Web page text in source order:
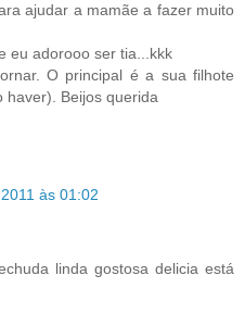
ajudar a mamãe a fazer muito
eu adorooo ser tia...kkk
O principal é a sua filhote
haver). Beijos querida
às 01:02
linda gostosa delicia está